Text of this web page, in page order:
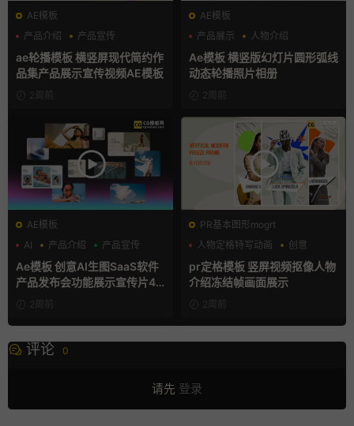
AE模板
产品介绍
产品宣传
产品展示
ae轮播模板 横竖屏现代简约作
品集产品展示宣传视频AE模板
2周前
AE模板
产品展示
人物介绍
团队介绍
Ae模板 横竖版幻灯片圆形弧线
动态轮播照片相册
2周前
AE模板
AI
产品介绍 产品宣传
Ae模板 创意AI生图SaaS软件
产品发布会功能展示宣传片4K
片头2周前
PR基本图形mogrt
人物定格特写动画
创意
动态海报
pr定格模板 竖屏视频抠像人物
介绍冻结帧画面展示
2周前
评论 0
请先 登录